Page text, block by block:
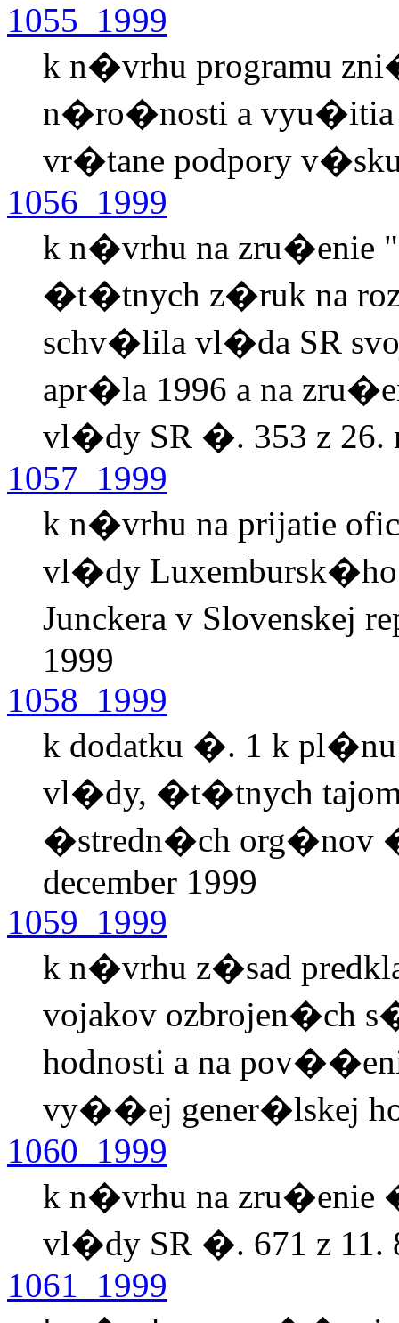
1055_1999
k n�vrhu programu
n�ro�nosti a vyu�itia
vr�tane podpory
1056_1999
k n�vrhu na zru�enie
�t�tnych z�ruk na
schv�lila vl�da SR
apr�la 1996 a na
vl�dy SR �. 353 z 26.
1057_1999
k n�vrhu na prijatie
vl�dy Luxembursk�ho
Junckera v Slovenskej
1999
1058_1999
k dodatku �. 1 k
vl�dy, �t�tnych
�stredn�ch org�nov
december 1999
1059_1999
k n�vrhu z�sad
vojakov ozbrojen�ch
hodnosti a na
vy��ej gener�lskej
1060_1999
k n�vrhu na zru�enie
vl�dy SR �. 671 z 11.
1061_1999